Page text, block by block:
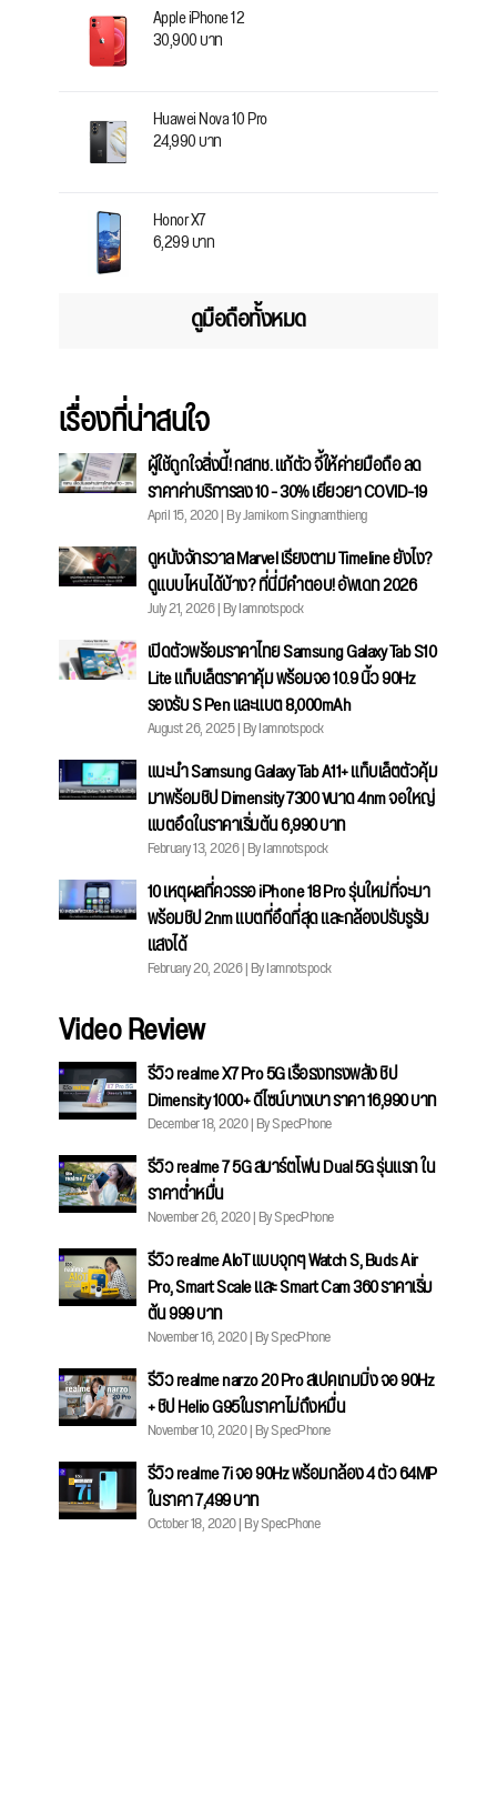
Apple iPhone 12
30,900 บาท
Huawei Nova 10 Pro
24,990 บาท
Honor X7
6,299 บาท
ดูมือถือทั้งหมด
เรื่องที่น่าสนใจ
ผู้ใช้ถูกใจสิ่งนี้! กสทช. แก้ตัว จี้ให้ค่ายมือถือ ลด
ราคาค่าบริการลง 10 - 30% เยียวยา COVID-19
April 15, 2020 | By Jamikorn Singnamthieng
ดูหนังจักรวาล Marvel เรียงตาม Timeline ยังไง?
ดูแบบไหนได้บ้าง? ที่นี่มีคำตอบ! อัพเดท 2026
July 21, 2026 | By Iamnotspock
เปิดตัวพร้อมราคาไทย Samsung Galaxy Tab S10
Lite แท็บเล็ตราคาคุ้ม พร้อมจอ 10.9 นิ้ว 90Hz
รองรับ S Pen และแบต 8,000mAh
August 26, 2025 | By Iamnotspock
แนะนำ Samsung Galaxy Tab A11+ แท็บเล็ตตัวคุ้ม
มาพร้อมชิป Dimensity 7300 ขนาด 4nm จอใหญ่
แบตอึดในราคาเริ่มต้น 6,990 บาท
February 13, 2026 | By Iamnotspock
10 เหตุผลที่ควรรอ iPhone 18 Pro รุ่นใหม่ที่จะมา
พร้อมชิป 2nm แบตที่อึดที่สุด และกล้องปรับรูรับ
แสงได้
February 20, 2026 | By Iamnotspock
Video Review
รีวิว realme X7 Pro 5G เรือธงทรงพลัง ชิป
Dimensity 1000+ ดีไซน์บางเบา ราคา 16,990 บาท
December 18, 2020 | By SpecPhone
รีวิว realme 7 5G สมาร์ตโฟน Dual 5G รุ่นแรก ใน
ราคาต่ำหมื่น
November 26, 2020 | By SpecPhone
รีวิว realme AIoT แบบจุกๆ Watch S, Buds Air
Pro, Smart Scale และ Smart Cam 360 ราคาเริ่ม
ต้น 999 บาท
November 16, 2020 | By SpecPhone
รีวิว realme narzo 20 Pro สเปคเกมมิ่ง จอ 90Hz
+ ชิป Helio G95ในราคาไม่ถึงหมื่น
November 10, 2020 | By SpecPhone
รีวิว realme 7i จอ 90Hz พร้อมกล้อง 4 ตัว 64MP
ในราคา 7,499 บาท
October 18, 2020 | By SpecPhone